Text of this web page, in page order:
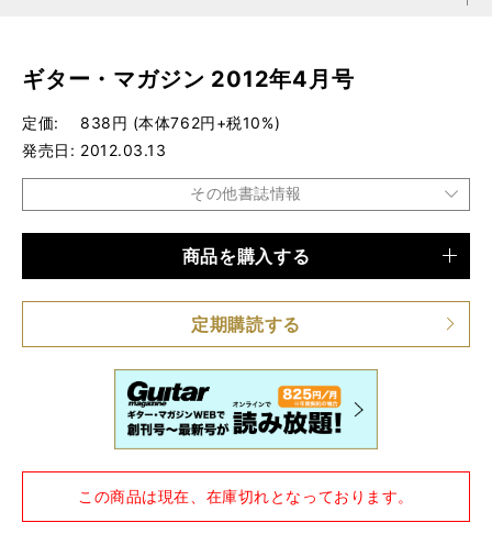
ギター・マガジン 2012年4月号
定価
838円 (本体762円+税10%)
発売日
2012.03.13
その他書誌情報
仕様 A4変形判 / 288ページ / ポスター付き
商品を購入する
定期購読する
この商品は現在、在庫切れとなっております。